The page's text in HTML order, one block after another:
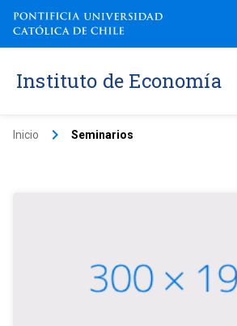
Instituto de Economía
Inicio keyboard_arrow_right Seminarios